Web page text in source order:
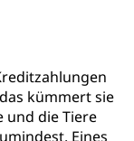
kümmert sie
und die Tiere
Eines